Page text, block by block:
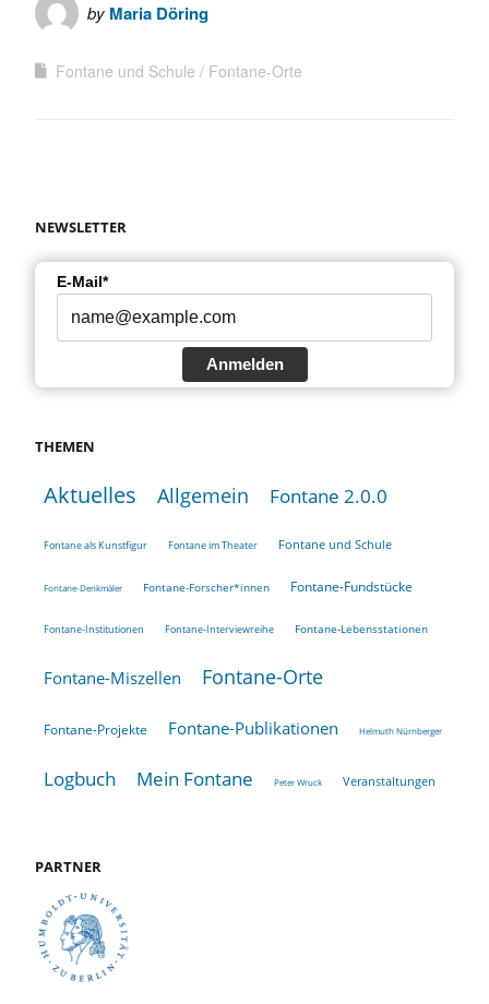
by Maria Döring
Fontane und Schule Fontane-Orte
NEWSLETTER
E-Mail*
Anmelden
THEMEN
Aktuelles Allgemein Fontane 2.0.0
Fontane als Kunstfigur Fontane im Theater Fontane und Schule
Fontane-Denkmäler Fontane-Forscher*innen Fontane-Fundstücke
Fontane-Institutionen Fontane-Interviewreihe Fontane-Lebensstationen
Fontane-Miszellen Fontane-Orte
Fontane-Projekte Fontane-Publikationen Helmuth Nürnberger
Logbuch Mein Fontane Peter Wruck Veranstaltungen
PARTNER